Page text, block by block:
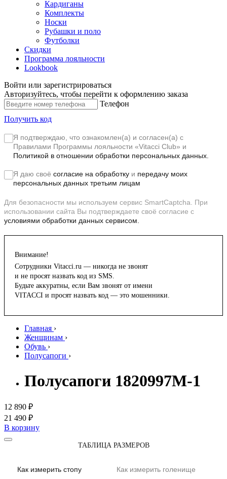
Кардиганы
Комплекты
Носки
Рубашки и поло
Футболки
Скидки
Программа лояльности
Lookbook
Войти или зарегистрироваться
Авторизуйтесь, чтобы перейти к оформлению заказа
Телефон
Получить код
Я подтверждаю, что ознакомлен(а) и согласен(а) с
Правилами Программы лояльности «Vitacci Club» и
Политикой в отношении обработки персональных данных.
Я даю своё согласие на обработку и передачу моих
персональных данных третьим лицам
Для безопасности мы используем сервис SmartCaptcha. При
использовании сайта Вы подтверждаете своё согласие с
условиями обработки данных сервисом.
Внимание!
Сотрудники Vitacci.ru — никогда не звонят
и не просят назвать код из SMS.
Будьте аккуратны, если Вам звонят от имени
VITACCI и просят назвать код — это мошенники.
Главная ›
Женщинам ›
Обувь ›
Полусапоги ›
Полусапоги 1820997M-1
12 890 ₽
21 490 ₽
В корзину
ТАБЛИЦА РАЗМЕРОВ
Как измерить стопу Как измерить голенище